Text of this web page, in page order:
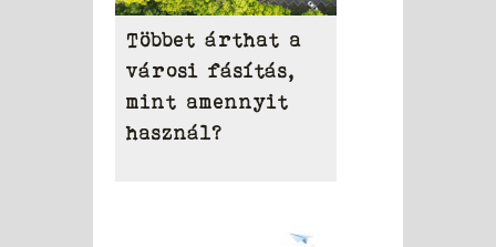
Többet árthat a
városi fásítás,
mint amennyit
használ?